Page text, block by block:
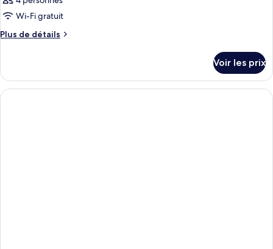
Wi-Fi gratuit
Plus de détails
Plus
le
type
de
Voir les prix